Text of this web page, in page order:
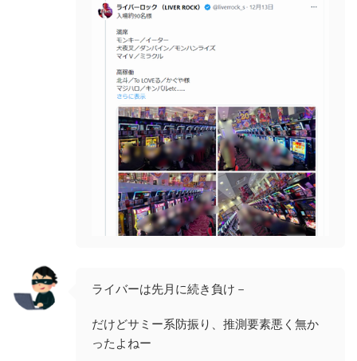
ライバーは先月に続き負け－
だけどサミー系防振り、推測要素悪く無か
ったよねー